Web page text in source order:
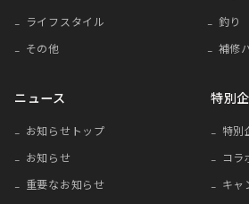
ライフスタイル
釣り
その他
補修
ニュース
お知らせトップ
お知らせ
重要なお知らせ
特別
特別
コラ
キャ